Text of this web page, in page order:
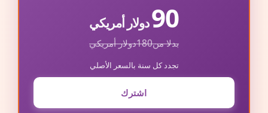
90دولار أمريكي
بدلا من180دولار أمريكي
تجدد كل سنة بالسعر الأصلي
اشترك